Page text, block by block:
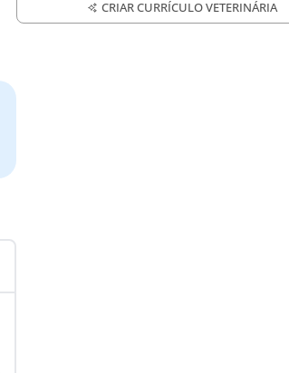
CRIAR CURRÍCULO VETERINÁRIA